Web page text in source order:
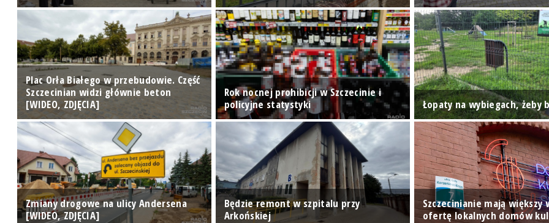
Plac Orła Białego w przebudowie. Część
Szczecinian widzi głównie beton
[WIDEO, ZDJĘCIA]
Rok nocnej prohibicji w Szczecinie i
policyjne statystyki
Łopaty na wybiegach, żeby
Zmiany drogowe na ulicy Andersena
[WIDEO, ZDJĘCIA]
Będzie remont w szpitalu przy
Arkońskiej
Szczecinianie mają większy
ofertę lokalnych domów